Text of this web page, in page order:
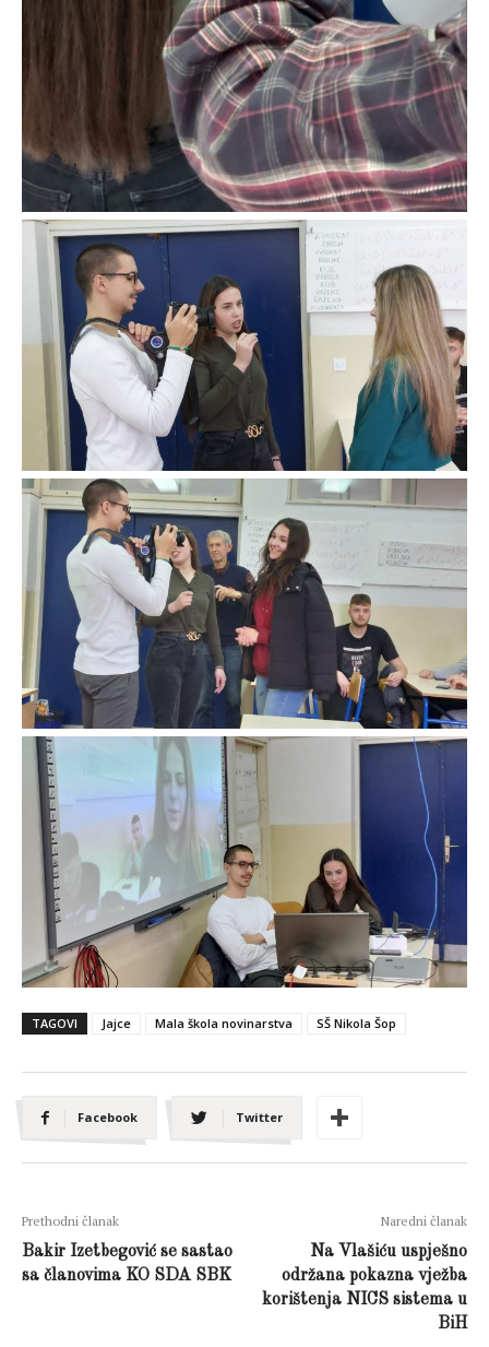
TAGOVI Jajce Mala škola novinarstva SŠ Nikola Šop
Facebook Twitter
Prethodni članak
Bakir Izetbegović se sastao
sa članovima KO SDA SBK
Naredni članak
Na Vlašiću uspješno
održana pokazna vježba
korištenja NICS sistema u
BiH